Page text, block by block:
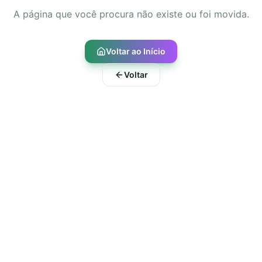
A página que você procura não existe ou foi movida.
Voltar ao Início
Voltar